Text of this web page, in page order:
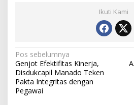
Ikuti Kami
N
a
v
Pos sebelumnya
Genjot Efektifitas Kinerja,
Disdukcapil Manado Teken
Pakta Integritas dengan
Pegawai